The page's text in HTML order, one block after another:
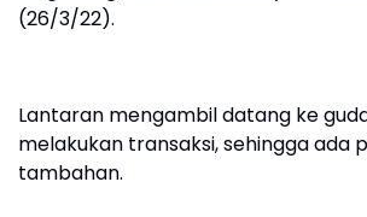
(26/3/22).
Lantaran mengambil datang ke
melakukan transaksi, sehingga ada
tambahan.